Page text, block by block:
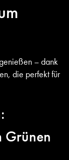
– dank
die perfekt für
Grünen